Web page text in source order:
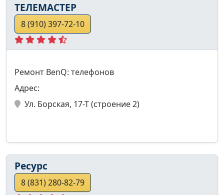
ТЕЛЕМАСТЕР
8 (910) 397-72-10
Ремонт BenQ: телефонов
Адрес:
Ул. Борская, 17-Т (строение 2)
Ресурс
8 (831) 280-82-79